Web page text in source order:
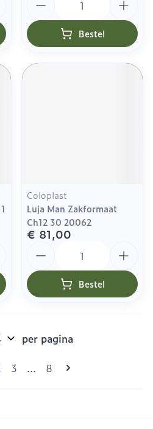
Bestel
Coloplast
Luja Man Zakformaat
Ch12 30 20062
€ 81,00
Bestel
Pagina's
momenteel pagina
Pagina
3 ... Pagina
8
per pagina